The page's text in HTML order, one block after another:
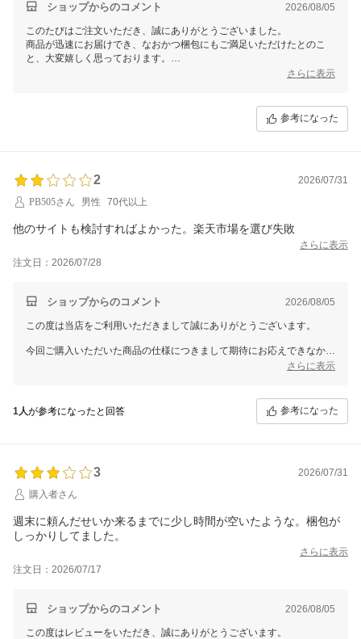
ショップからのコメント 2026/08/05
このたびはご注文いただき、誠にありがとうございました。
商品が迅速にお届けでき、なおかつ梱包にもご満足いただけたとのこ
と、大変嬉しく思っております。
この度は、当店をご利用いただきまして誠にありがとうございました。
さらに表示
参考になった
2
2026/07/31
PB505さん
男性 70代以上
他のサイトも検討すればよかった。楽天市場を選び失敗
さらに表示
注文日：2026/07/28
ショップからのコメント 2026/08/05
この度は当店をご利用いただきまして誠にありがとうございます。
今回ご購入いただいた商品の仕様につきまして期待にお応えできなかっ
貴重なご意見をいただき誠にありがとうございました。
さらに表示
1人が参考になったと回答 参考になった
3
2026/07/31
購入者さん
週末に頼んだせいか来るまでに少し時間が空いたような。梱包が
しっかりしてました。
さらに表示
注文日：2026/07/17
ショップからのコメント 2026/08/05
この度はレビューをいただき、誠にありがとうございます。